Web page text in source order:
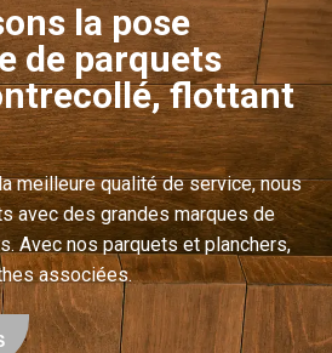
la pose
de parquets
flottant
meilleure qualité de service, nous
avec des grandes marques de
Avec nos parquets et planchers,
associées.